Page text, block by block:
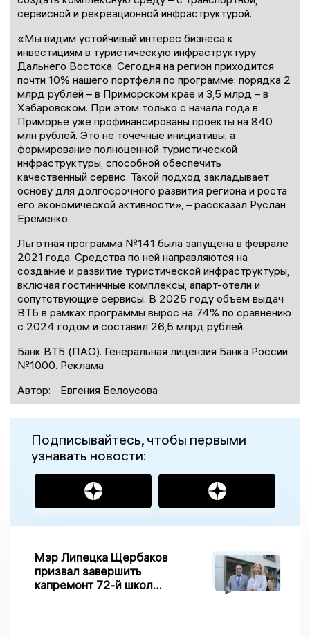
сервисной и рекреационной инфраструктурой.
«Мы видим устойчивый интерес бизнеса к
инвестициям в туристическую инфраструктуру
Дальнего Востока. Сегодня на регион приходится
почти 10% нашего портфеля по программе: порядка 2
млрд рублей – в Приморском крае и 3,5 млрд – в
Хабаровском. При этом только с начала года в
Приморье уже профинансированы проекты на 840
млн рублей. Это не точечные инициативы, а
формирование полноценной туристической
инфраструктуры, способной обеспечить
качественный сервис. Такой подход закладывает
основу для долгосрочного развития региона и роста
его экономической активности», – рассказал Руслан
Еременко.
Льготная программа №141 была запущена в феврале
2021 года. Средства по ней направляются на
создание и развитие туристической инфраструктуры,
включая гостиничные комплексы, апарт-отели и
сопутствующие сервисы. В 2025 году объем выдач
ВТБ в рамках программы вырос на 74% по сравнению
с 2024 годом и составил 26,5 млрд рублей.
Банк ВТБ (ПАО). Генеральная лицензия Банка России
№1000. Реклама
Автор:
Евгения Белоусова
Подписывайтесь, чтобы первыми
узнавать новости:
Мэр Липецка Щербаков
призвал завершить
капремонт 72-й школы